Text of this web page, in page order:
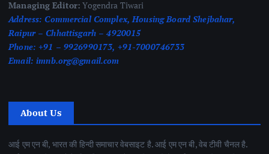
Managing Editor: Yogendra Tiwari
Address: Commercial Complex, Housing Board Shejbahar,
Raipur – Chhattisgarh – 4920015
Phone: +91 – 9926990173, +91-7000746733
Email: imnb.org@gmail.com
About Us
आई एम एन बी, भारत की हिन्दी समाचार वेबसाइट है. आई एम एन बी, वेब टीवी चैनल है.